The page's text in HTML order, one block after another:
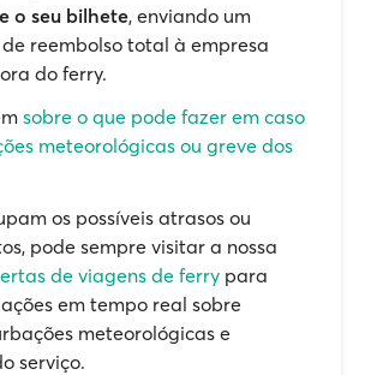
o seu bilhete, enviando um
reembolso total à empresa
do ferry.
sobre o que pode fazer em caso
meteorológicas ou greve dos
os possíveis atrasos ou
pode sempre visitar a nossa
de viagens de ferry para
em tempo real sobre
meteorológicas e
serviço.